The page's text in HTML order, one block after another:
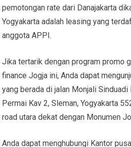
pemotongan rate dari Danajakarta
Yogyakarta adalah leasing yang
anggota APPI.
Jika tertarik dengan program promo
finance Jogja ini, Anda dapat
yang berada di jalan Monjali
Permai Kav 2, Sleman, Yogyakarta
road utara dekat dengan Monumen
Anda dapat menghubungi Kantor